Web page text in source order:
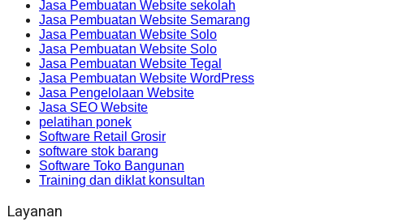
Jasa Pembuatan Website sekolah
Jasa Pembuatan Website Semarang
Jasa Pembuatan Website Solo
Jasa Pembuatan Website Solo
Jasa Pembuatan Website Tegal
Jasa Pembuatan Website WordPress
Jasa Pengelolaan Website
Jasa SEO Website
pelatihan ponek
Software Retail Grosir
software stok barang
Software Toko Bangunan
Training dan diklat konsultan
Layanan